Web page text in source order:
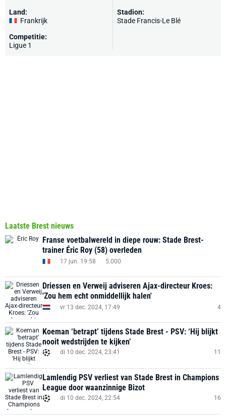
Land:
Frankrijk
Competitie:
Ligue 1
Stadion:
Stade Francis-Le Blé
Laatste Brest nieuws
Franse voetbalwereld in diepe rouw: Stade Brest-
trainer Éric Roy (58) overleden
17 jun. 19:58 5.000
Driessen en Verweij adviseren Ajax-directeur Kroes:
'Zou hem echt onmiddellijk halen'
vr 13 dec. 2024, 17:49 4
Koeman ‘betrapt’ tijdens Stade Brest - PSV: ‘Hij blijkt
nooit wedstrijden te kijken’
di 10 dec. 2024, 23:41 11
Lamlendig PSV verliest van Stade Brest in Champions
League door waanzinnige Bizot
di 10 dec. 2024, 22:54 16